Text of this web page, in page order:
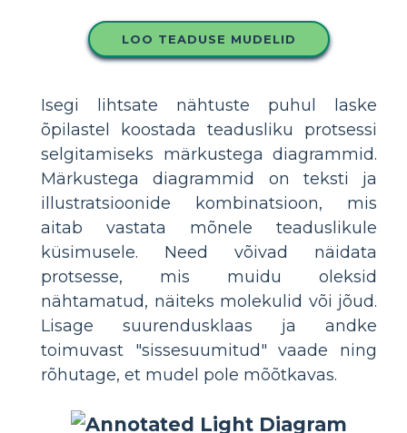
LOO TEADUSE MUDELID
Isegi lihtsate nähtuste puhul laske
õpilastel koostada teadusliku protsessi
selgitamiseks märkustega diagrammid.
Märkustega diagrammid on teksti ja
illustratsioonide kombinatsioon, mis
aitab vastata mõnele teaduslikule
küsimusele. Need võivad näidata
protsesse, mis muidu oleksid
nähtamatud, näiteks molekulid või jõud.
Lisage suurendusklaas ja andke
toimuvast "sissesuumitud" vaade ning
rõhutage, et mudel pole mõõtkavas.